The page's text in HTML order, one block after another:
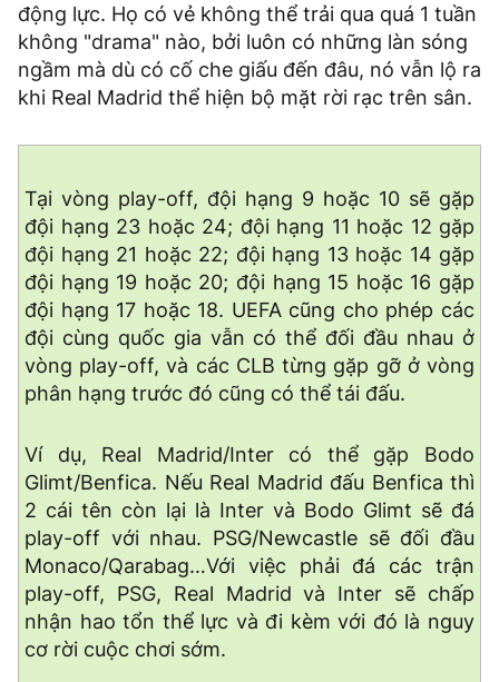
động lực. Họ có vẻ không thể trải qua quá 1 tuần
không "drama" nào, bởi luôn có những làn sóng
ngầm mà dù có cố che giấu đến đâu, nó vẫn lộ ra
khi Real Madrid thể hiện bộ mặt rời rạc trên sân.
Tại vòng play-off, đội hạng 9 hoặc 10 sẽ gặp
đội hạng 23 hoặc 24; đội hạng 11 hoặc 12 gặp
đội hạng 21 hoặc 22; đội hạng 13 hoặc 14 gặp
đội hạng 19 hoặc 20; đội hạng 15 hoặc 16 gặp
đội hạng 17 hoặc 18. UEFA cũng cho phép các
đội cùng quốc gia vẫn có thể đối đầu nhau ở
vòng play-off, và các CLB từng gặp gỡ ở vòng
phân hạng trước đó cũng có thể tái đấu.
Ví dụ, Real Madrid/Inter có thể gặp Bodo
Glimt/Benfica. Nếu Real Madrid đấu Benfica thì
2 cái tên còn lại là Inter và Bodo Glimt sẽ đá
play-off với nhau. PSG/Newcastle sẽ đối đầu
Monaco/Qarabag…Với việc phải đá các trận
play-off, PSG, Real Madrid và Inter sẽ chấp
nhận hao tổn thể lực và đi kèm với đó là nguy
cơ rời cuộc chơi sớm.